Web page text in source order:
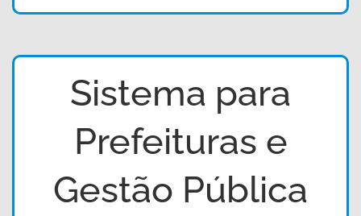
Sistema para
Prefeituras e
Gestão Pública